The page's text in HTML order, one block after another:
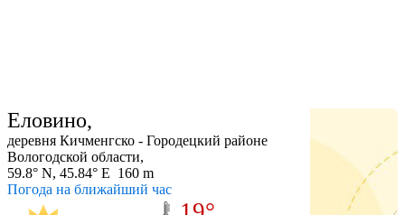
Еловино,
деревня Кичменгско - Городецкий районе
Вологодской области,
59.8° N, 45.84° E 160 m
Погода на ближайший час